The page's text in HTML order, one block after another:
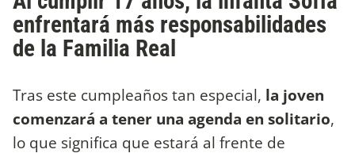
enfrentará más responsabilidades
de la Familia Real
Tras este cumpleaños tan especial, la joven
comenzará a tener una agenda en solitario,
lo que significa que estará al frente de